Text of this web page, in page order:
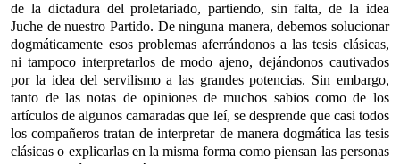
de la dictadura del proletariado, partiendo, sin falta, de la idea
Juche de nuestro Partido. De ninguna manera, debemos solucionar
dogmáticamente esos problemas aferrándonos a las tesis clásicas,
ni tampoco interpretarlos de modo ajeno, dejándonos cautivados
por la idea del servilismo a las grandes potencias. Sin embargo,
tanto de las notas de opiniones de muchos sabios como de los
artículos de algunos camaradas que leí, se desprende que casi todos
los compañeros tratan de interpretar de manera dogmática las tesis
clásicas o explicarlas en la misma forma como piensan las personas